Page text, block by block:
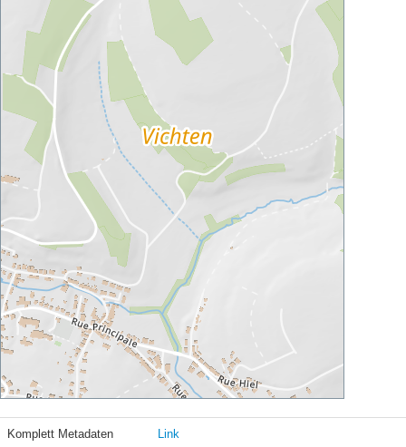
Komplett Metadaten Link